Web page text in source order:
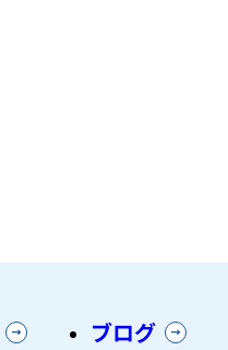
ブログ